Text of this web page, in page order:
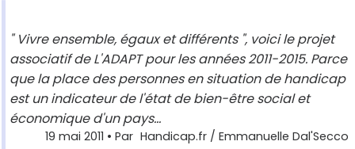
" Vivre ensemble, égaux et différents ", voici le projet
associatif de L'ADAPT pour les années 2011-2015. Parce
que la place des personnes en situation de handicap
est un indicateur de l'état de bien-être social et
économique d'un pays...
19 mai 2011 • Par Handicap.fr / Emmanuelle Dal'Secco